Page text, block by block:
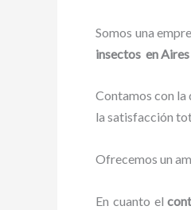
Somos una
insectos en
Contamos con la
la satisfacción
Ofrecemos un
En cuanto el